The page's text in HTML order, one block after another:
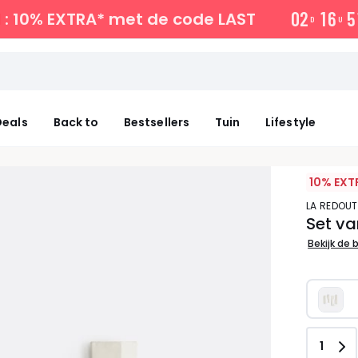
10% EXTRA* met de code LAST 02 D 16 U 5
Back to Bestsellers Tuin Lifestyle
10%
LA
Set
Bekijk de
Aantal
1